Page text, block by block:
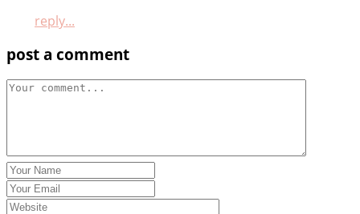
reply...
post a comment